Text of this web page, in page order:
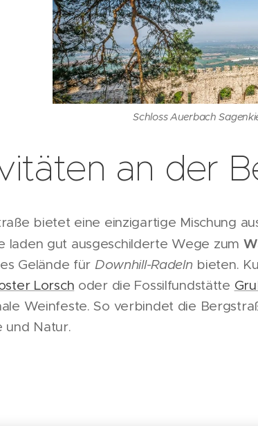
Schloss Auerbach
an der
bietet eine einzigartige Mischung
laden gut ausgeschilderte Wege zum
Gelände für Downhill-Radeln bieten.
Lorsch oder die Fossilfundstätte
Weinfeste. So verbindet die
und Natur.